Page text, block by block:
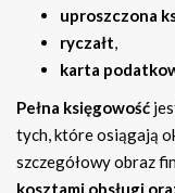
uproszczona
ryczałt,
karta
Pełna księgowość
tych, które osiągają
szczegółowy obraz
kosztami obsługi